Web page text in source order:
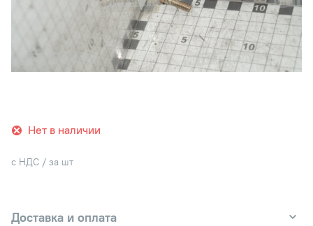
Нет в наличии
с НДС / за шт
Доставка и оплата